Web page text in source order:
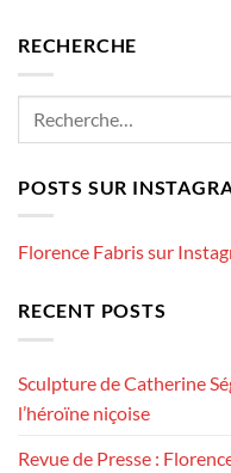
RECHERCHE
POSTS SUR
Florence Fabris sur
RECENT POSTS
Sculpture de Catherine
l’héroïne niçoise
Revue de Presse :